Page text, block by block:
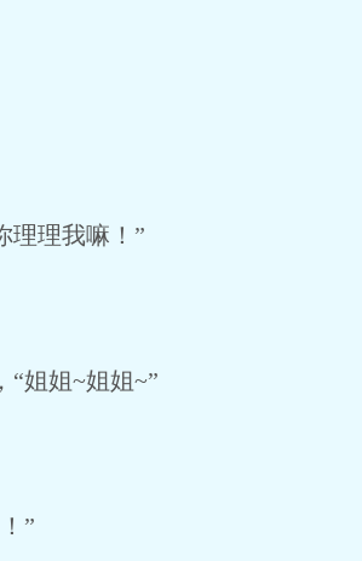
理理我嘛！”
姐姐~姐姐~”
”